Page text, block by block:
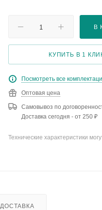
В
КУПИТЬ В 1
Посмотреть все
Оптовая цена
Самовывоз по
Доставка сегодня - от 250 ₽
Технические характеристики
ДОСТАВКА